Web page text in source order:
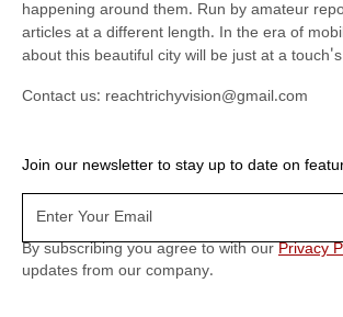
happening around them. Run by amateur
articles at a different length. In the era of
about this beautiful city will be just at a
Contact us: reachtrichyvision@gmail.com
Join our newsletter to stay up to date on
By subscribing you agree to with our Privacy
updates from our company.